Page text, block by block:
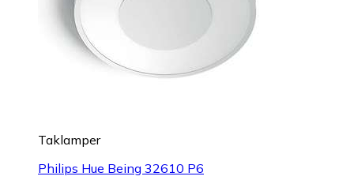
Taklamper
Philips Hue Being 32610 P6